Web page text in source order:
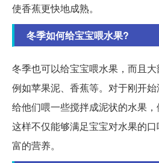
使香蕉更快地成熟。
冬季如何给宝宝喂水果?
冬季也可以给宝宝喂水果，而且大
例如苹果泥、香蕉等。对于刚开
给他们喂一些搅拌成泥状的水果，
这样不仅能够满足宝宝对水果的
富的营养。